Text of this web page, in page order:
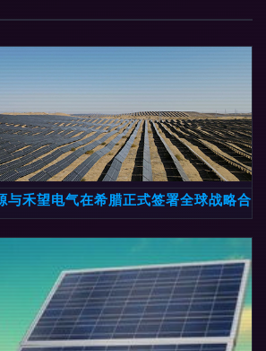
与禾望电气在希腊正式签署全球战略合